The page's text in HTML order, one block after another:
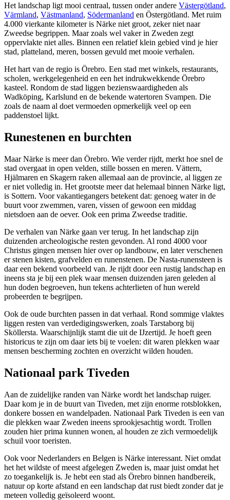
Het landschap ligt mooi centraal, tussen onder andere Västergötland,
Värmland, Västmanland, Södermanland en Östergötland. Met ruim
4.000 vierkante kilometer is Närke niet groot, zeker niet naar
Zweedse begrippen. Maar zoals wel vaker in Zweden zegt
oppervlakte niet alles. Binnen een relatief klein gebied vind je hier
stad, platteland, meren, bossen gevuld met mooie verhalen.
Het hart van de regio is Örebro. Een stad met winkels, restaurants,
scholen, werkgelegenheid en een het indrukwekkende Örebro
kasteel. Rondom de stad liggen bezienswaardigheden als
Wadköping, Karlslund en de bekende watertoren Svampen. Die
zoals de naam al doet vermoeden opmerkelijk veel op een
paddenstoel lijkt.
Runestenen en burchten
Maar Närke is meer dan Örebro. Wie verder rijdt, merkt hoe snel de
stad overgaat in open velden, stille bossen en meren. Vättern,
Hjälmaren en Skagern raken allemaal aan de provincie, al liggen ze
er niet volledig in. Het grootste meer dat helemaal binnen Närke ligt,
is Sottern. Voor vakantiegangers betekent dat: genoeg water in de
buurt voor zwemmen, varen, vissen of gewoon een middag
nietsdoen aan de oever. Ook een prima Zweedse traditie.
De verhalen van Närke gaan ver terug. In het landschap zijn
duizenden archeologische resten gevonden. Al rond 4000 voor
Christus gingen mensen hier over op landbouw, en later verschenen
er stenen kisten, grafvelden en runenstenen. De Nasta-runensteen is
daar een bekend voorbeeld van. Je rijdt door een rustig landschap en
ineens sta je bij een plek waar mensen duizenden jaren geleden al
hun doden begroeven, hun tekens achterlieten of hun wereld
probeerden te begrijpen.
Ook de oude burchten passen in dat verhaal. Rond sommige vlaktes
liggen resten van verdedigingswerken, zoals Tarstaborg bij
Sköllersta. Waarschijnlijk stamt die uit de IJzertijd. Je hoeft geen
historicus te zijn om daar iets bij te voelen: dit waren plekken waar
mensen bescherming zochten en overzicht wilden houden.
Nationaal park Tiveden
Aan de zuidelijke randen van Närke wordt het landschap ruiger.
Daar kom je in de buurt van Tiveden, met zijn enorme rotsblokken,
donkere bossen en wandelpaden. Nationaal Park Tiveden is een van
die plekken waar Zweden ineens sprookjesachtig wordt. Trollen
zouden hier prima kunnen wonen, al houden ze zich vermoedelijk
schuil voor toeristen.
Ook voor Nederlanders en Belgen is Närke interessant. Niet omdat
het het wildste of meest afgelegen Zweden is, maar juist omdat het
zo toegankelijk is. Je hebt een stad als Örebro binnen handbereik,
natuur op korte afstand en een landschap dat rust biedt zonder dat je
meteen volledig geïsoleerd woont.